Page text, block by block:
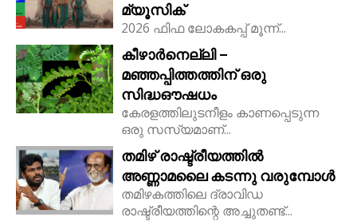
മ്യൂസിക്
2026 ഫിഫ ലോകകപ്പ് മൂന്ന്...
കീഴാർനെല്ലി –
മഞ്ഞപ്പിത്തത്തിന് ഒരു
സിദ്ധഔഷധം
കേരളത്തിലുടനീളം കാണപ്പെടുന്ന
ഒരു സസ്യമാണ്...
തമിഴ് രാഷ്ട്രീയത്തിൽ
അണ്ണാമലൈ കടന്നു വരുമ്പോൾ
തമിഴകത്തിലെ ദ്രാവിഡ
രാഷ്ട്രീയത്തിന്റെ അച്ചുതണ്ട്...